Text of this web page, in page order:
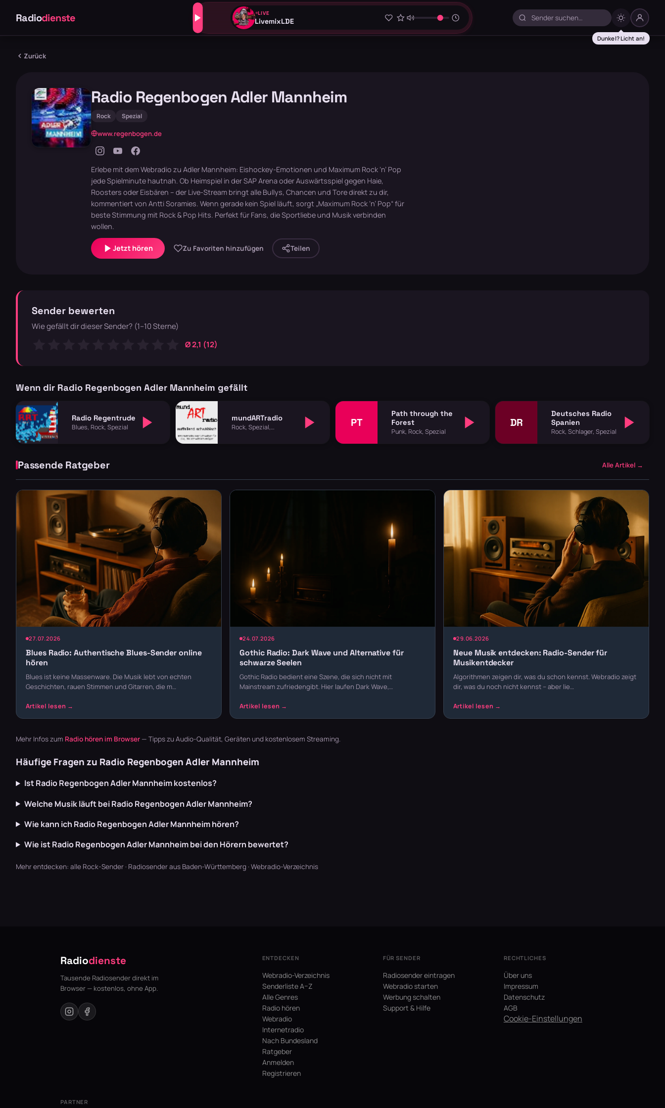
Radiodienste LIVE
LivemixLDE
Zurück
Radio Regenbogen Adler Mannheim
Rock Spezial
www.regenbogen.de
Erlebe mit dem Webradio zu Adler Mannheim: Eishockey-Emotionen und Maximum Rock ‘n’ Pop
jede Spielminute hautnah. Ob Heimspiel in der SAP Arena oder Auswärtsspiel gegen Haie,
Roosters oder Eisbären – der Live-Stream bringt alle Bullys, Chancen und Tore direkt zu dir,
kommentiert von Antti Soramies. Wenn gerade kein Spiel läuft, sorgt „Maximum Rock ‘n’ Pop“ für
beste Stimmung mit Rock & Pop Hits. Perfekt für Fans, die Sportliebe und Musik verbinden
wollen.
Jetzt hören Zu Favoriten hinzufügen Teilen
Sender bewerten
Wie gefällt dir dieser Sender? (1–10 Sterne)
Ø 2,1 (12)
Wenn dir Radio Regenbogen Adler Mannheim gefällt
Radio Regentrude
Blues, Rock, Spezial
mundARTradio
Rock, Spezial,
PT
Path through the
Forest
Punk, Rock, Spezial
DR
Deutsches Radio
Spanien
Rock, Schlager, Spezial
Passende Ratgeber Alle Artikel →
27.07.2026
Blues Radio: Authentische Blues-Sender online
hören
Blues ist keine Massenware. Die Musik lebt von echten
Geschichten, rauen Stimmen und Gitarren, die m…
24.07.2026
Gothic Radio: Dark Wave und Alternative für
schwarze Seelen
Gothic Radio bedient eine Szene, die sich nicht mit
Mainstream zufriedengibt. Hier laufen Dark Wave,…
29.06.2026
Neue Musik entdecken: Radio-Sender für
Musikentdecker
Algorithmen zeigen dir, was du schon kennst. Webradio zeigt
dir, was du noch nicht kennst – aber lie…
Mehr Infos zum Radio hören im Browser — Tipps zu Audio-Qualität, Geräten und kostenlosem Streaming.
Häufige Fragen zu Radio Regenbogen Adler Mannheim
Ist Radio Regenbogen Adler Mannheim kostenlos?
Welche Musik läuft bei Radio Regenbogen Adler Mannheim?
Wie kann ich Radio Regenbogen Adler Mannheim hören?
Wie ist Radio Regenbogen Adler Mannheim bei den Hörern bewertet?
Mehr entdecken: alle Rock-Sender · Radiosender aus Baden-Württemberg · Webradio-Verzeichnis
Radiodienste
Tausende Radiosender direkt im
Browser — kostenlos, ohne App.
ENTDECKEN
Webradio-Verzeichnis
Senderliste A–Z
Alle Genres
Radio hören
Webradio
Internetradio
Nach Bundesland
Ratgeber
Anmelden
Registrieren
FÜR SENDER
Radiosender eintragen
Webradio starten
Werbung schalten
Support & Hilfe
RECHTLICHES
Über uns
Impressum
Datenschutz
AGB
Cookie-Einstellungen
PARTNER